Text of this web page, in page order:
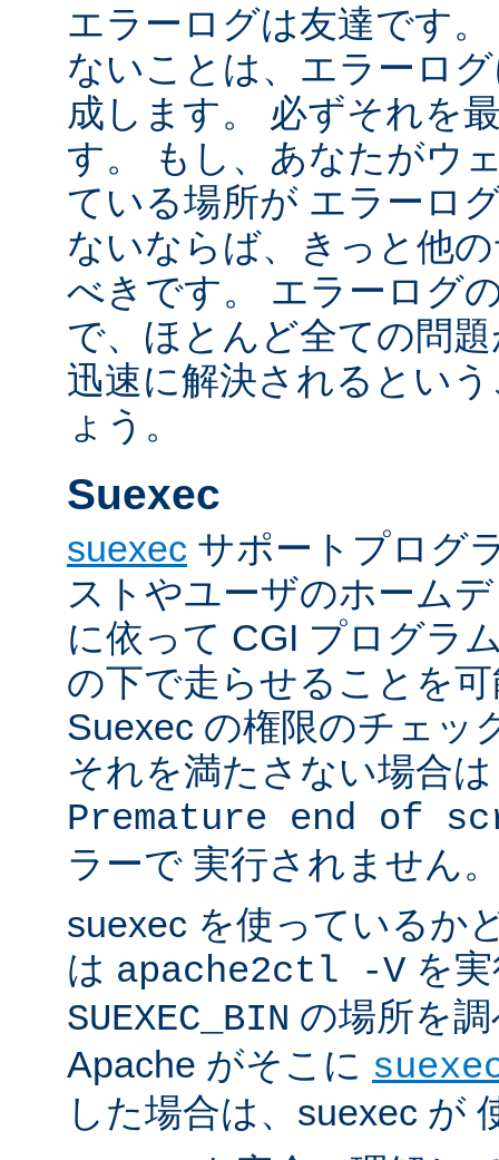
エラーログは友達です
ないことは、エラーロ
成します。 必ずそれを
す。 もし、あなたがウ
ている場所が エラーロ
ないならば、きっと他
べきです。 エラーログ
で、ほとんど全ての問
迅速に解決されるとい
ょう。
Suexec
suexec サポートプログ
ストやユーザのホーム
に依って CGI プログラ
の下で走らせることを
Suexec の権限のチェッ
それを満たさない場合
Premature end of
ラーで 実行されません
suexec を使っているか
は apache2ctl -V を
SUEXEC_BIN の場所を
Apache がそこに
した場合は、suexec が